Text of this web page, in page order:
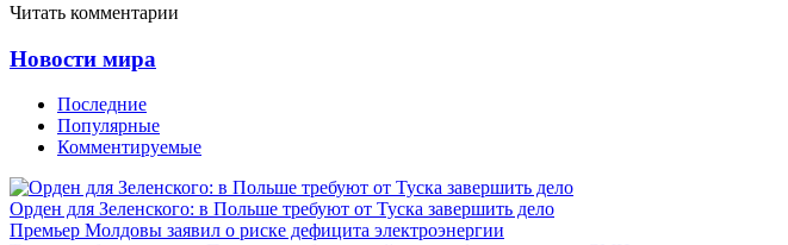
Читать комментарии
Новости мира
Последние
Популярные
Комментируемые
Орден для Зеленского: в Польше требуют от Туска завершить дело
Премьер Молдовы заявил о риске дефицита электроэнергии